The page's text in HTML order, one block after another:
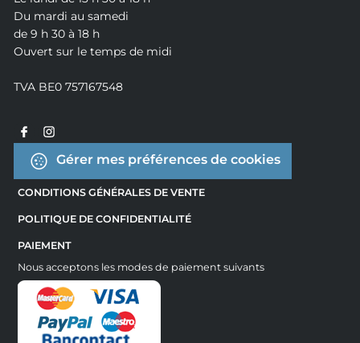
Du mardi au samedi
de 9 h 30 à 18 h
Ouvert sur le temps de midi
TVA BE0 757167548
Gérer mes préférences de cookies
CONDITIONS GÉNÉRALES DE VENTE
POLITIQUE DE CONFIDENTIALITÉ
PAIEMENT
Nous acceptons les modes de paiement suivants